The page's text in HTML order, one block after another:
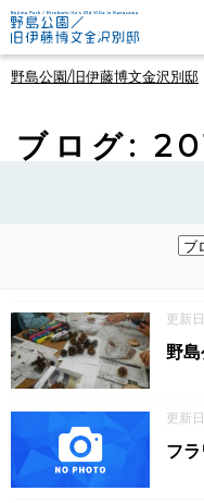
野島公園/旧伊藤博文金沢別邸
ブログ:
更新
野
更新
フ